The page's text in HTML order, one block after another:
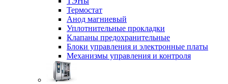
Термостат
Анод магниевый
Уплотнительные прокладки
Клапаны предохранительные
Блоки управления и электронные платы
Механизмы управления и контроля